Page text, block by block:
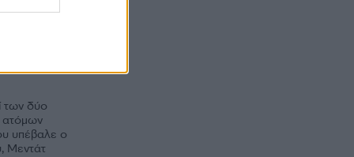
των δύο
ατόμων
υπέβαλε ο
Μεντάτ